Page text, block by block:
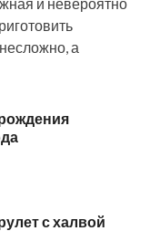
и невероятно
а
с халвой